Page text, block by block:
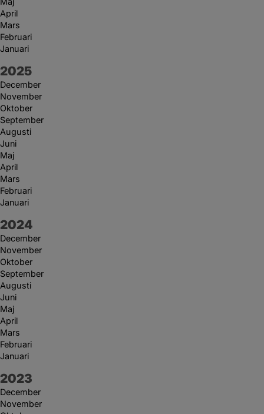
April
Mars
Februari
Januari
År:
2025
December
November
Oktober
September
Augusti
Juni
Maj
April
Mars
Februari
Januari
År:
2024
December
November
Oktober
September
Augusti
Juni
Maj
April
Mars
Februari
Januari
År:
2023
December
November